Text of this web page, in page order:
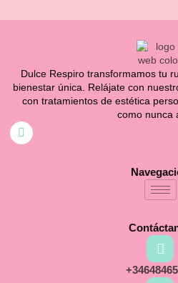
Dulce Respiro transformamos tu
bienestar única. Relájate con
con tratamientos de estética
como nunca